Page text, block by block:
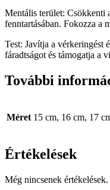
Mentális terület: Csökkenti
fenntartásában. Fokozza a
Test: Javítja a vérkeringést
fáradtságot és támogatja a
További
Méret 15 cm, 16 cm, 17
Értékelések
Még nincsenek értékelések.